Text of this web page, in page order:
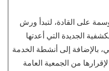
على القادة، لتبدأ ورش
الجديدة التي أعدتها
بالإضافة إلى أنشطة الخدمة
من الجمعية العامة